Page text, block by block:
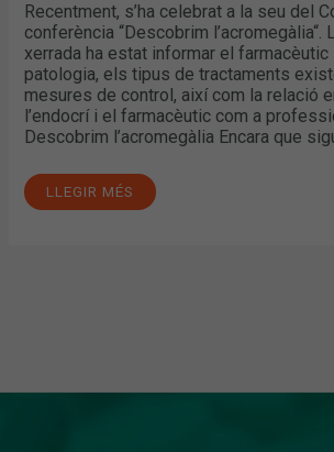
Recentment, s’ha celebrat a la seu del
conferència “Descobrim l’acromegàlia“.
xerrada ha estat informar el
patologia, els tipus de tractaments
mesures de control, així com la relació
l’endocrí i el farmacèutic com a
Descobrim l’acromegàlia Encara que
LLEGIR MÉS